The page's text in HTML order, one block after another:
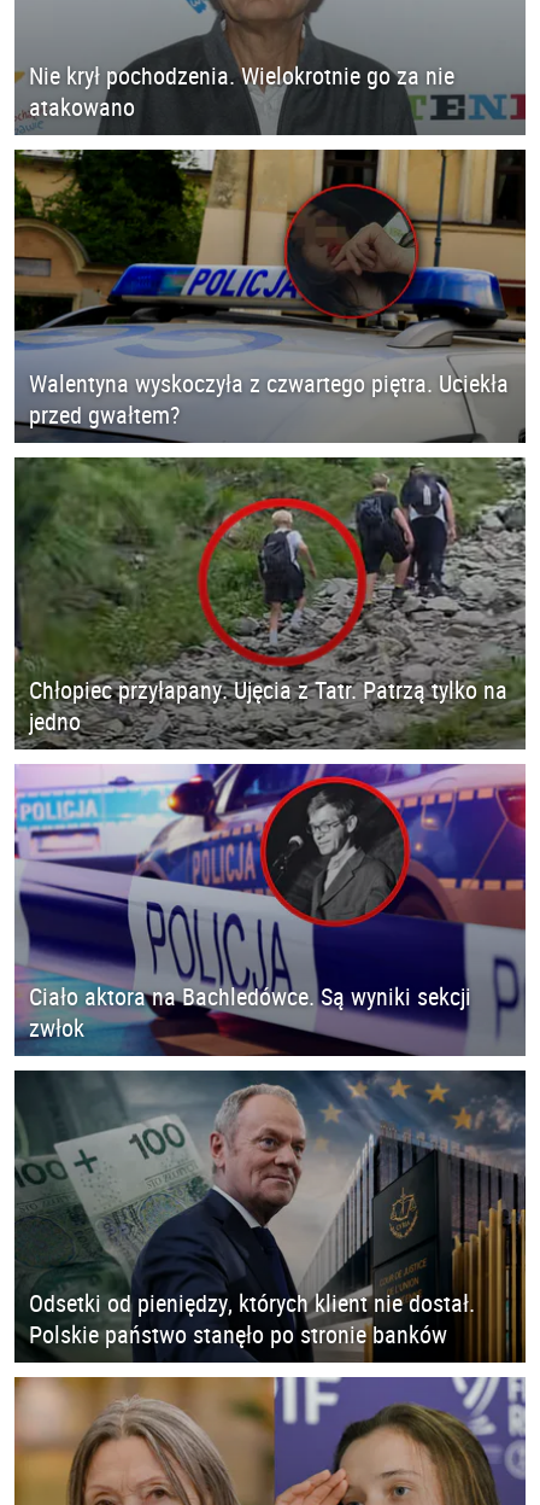
Nie krył pochodzenia. Wielokrotnie go za nie
atakowano
Walentyna wyskoczyła z czwartego piętra. Uciekła
przed gwałtem?
Chłopiec przyłapany. Ujęcia z Tatr. Patrzą tylko na
jedno
Ciało aktora na Bachledówce. Są wyniki sekcji
zwłok
Odsetki od pieniędzy, których klient nie dostał.
Polskie państwo stanęło po stronie banków